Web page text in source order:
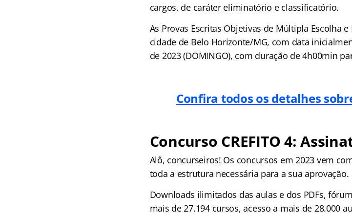
cargos, de caráter eliminatório e classificatório.
As Provas Escritas Objetivas de Múltipla Escolha
cidade de Belo Horizonte/MG, com data
de 2023 (DOMINGO), com duração de 4h00min
Confira todos os detalhes
Concurso CREFITO 4:
Alô, concurseiros! Os concursos em 2023 vem
toda a estrutura necessária para a sua aprovação.
Downloads ilimitados das aulas e dos PDFs,
mais de 27.194 cursos, acesso a mais de 28.000